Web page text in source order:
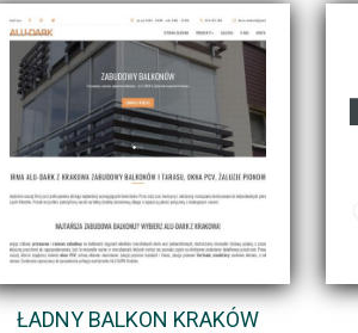
ŁADNY BALKON KRAKÓW